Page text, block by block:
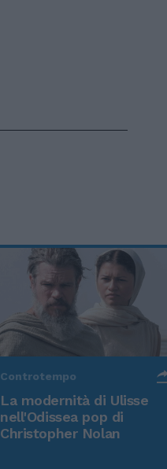
Controtempo
La modernità di Ulisse
nell'Odissea pop di
Christopher Nolan